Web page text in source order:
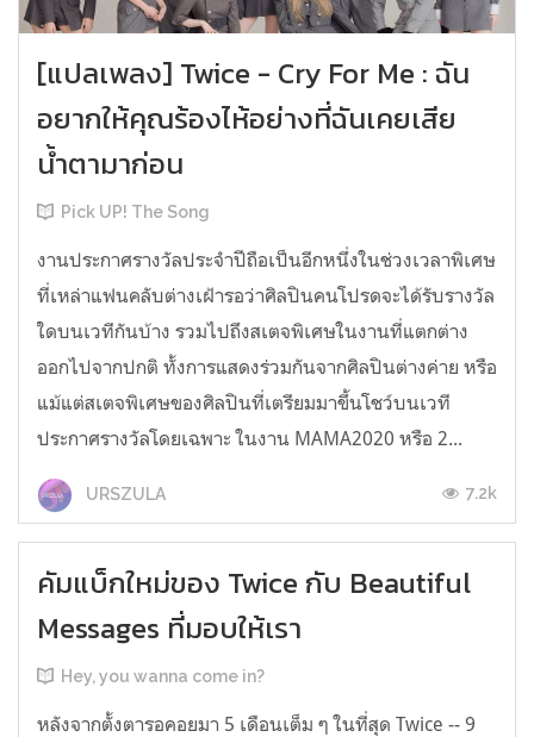
[แปลเพลง] Twice - Cry For Me : ฉัน
อยากให้คุณร้องไห้อย่างที่ฉันเคยเสีย
น้ำตามาก่อน
Pick UP! The Song
งานประกาศรางวัลประจำปีถือเป็นอีกหนึ่งในช่วงเวลาพิเศษ
ที่เหล่าแฟนคลับต่างเฝ้ารอว่าศิลปินคนโปรดจะได้รับรางวัล
ใดบนเวทีกันบ้าง รวมไปถึงสเตจพิเศษในงานที่แตกต่าง
ออกไปจากปกติ ทั้งการแสดงร่วมกันจากศิลปินต่างค่าย หรือ
แม้แต่สเตจพิเศษของศิลปินที่เตรียมมาขึ้นโชว์บนเวที
ประกาศรางวัลโดยเฉพาะ ในงาน MAMA2020 หรือ 2...
URSZULA 7.2k
คัมแบ็กใหม่ของ Twice กับ Beautiful
Messages ที่มอบให้เรา
Hey, you wanna come in?
หลังจากตั้งตารอคอยมา 5 เดือนเต็ม ๆ ในที่สุด Twice -- 9